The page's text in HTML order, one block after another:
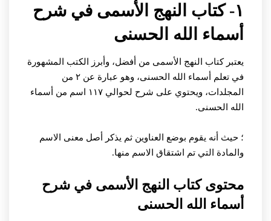
١- كتاب النهج الأسمى في شرح
أسماء الله الحسنى
يعتبر كتاب النهج الأسمى من أفضل، وأبرز الكتب المشهورة
في تعلم أسماء الله الحسنى، وهو عبارة عن ٢ من
المجلدات، ويحتوي على شرح لحوالي ١١٧ اسم من أسماء
الله الحسنى.
؛ حيث أنه يقوم بوضع العناوين ثم يذكر أصل معنى الاسم
والمادة التي تم اشتقاق الاسم منها.
محتوى كتاب النهج الأسمى في شرح
أسماء الله الحسنى